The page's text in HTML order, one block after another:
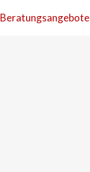
Beratungsangebote